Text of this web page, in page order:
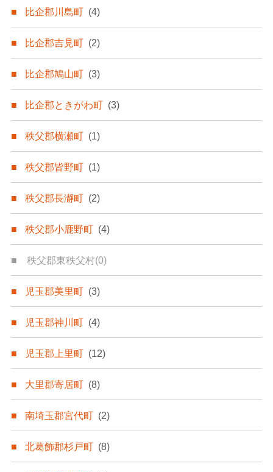
比企郡川島町 (4)
比企郡吉見町 (2)
比企郡鳩山町 (3)
比企郡ときがわ町 (3)
秩父郡横瀬町 (1)
秩父郡皆野町 (1)
秩父郡長瀞町 (2)
秩父郡小鹿野町 (4)
秩父郡東秩父村(0)
児玉郡美里町 (3)
児玉郡神川町 (4)
児玉郡上里町 (12)
大里郡寄居町 (8)
南埼玉郡宮代町 (2)
北葛飾郡杉戸町 (8)